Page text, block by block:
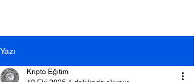
Yazı
Kripto Eğitim